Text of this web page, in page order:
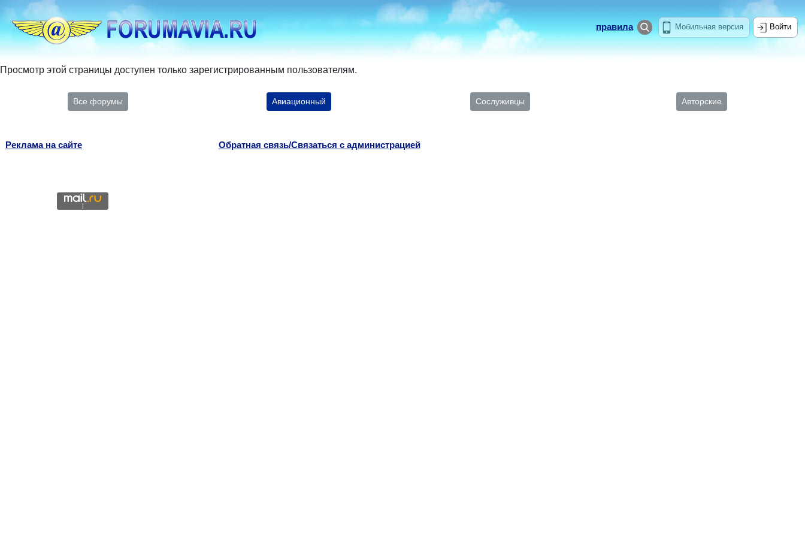
Мобильная версия
правила Войти
Просмотр этой страницы доступен только зарегистрированным пользователям.
Все форумы Авиационный Сослуживцы Авторские
Реклама на сайте Обратная связь/Связаться с администрацией